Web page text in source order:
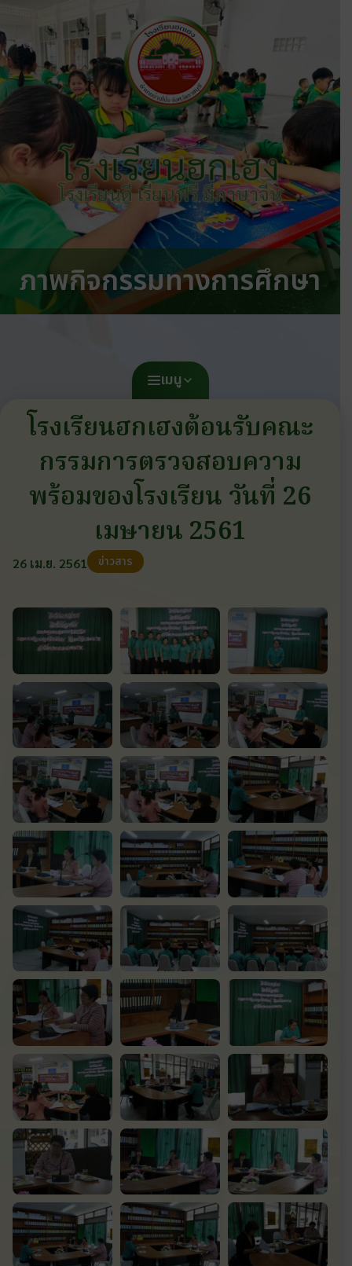
โรงเรียนฮกเฮง
โรงเรียนดี เรียนฟรี มีภาษาจีน
ภาพกิจกรรมทางการศึกษา
เมนู
โรงเรียนฮกเฮงต้อนรับคณะ
กรรมการตรวจสอบความ
พร้อมของโรงเรียน วันที่ 26
เมษายน 2561
26 เม.ย. 2561 ข่าวสาร